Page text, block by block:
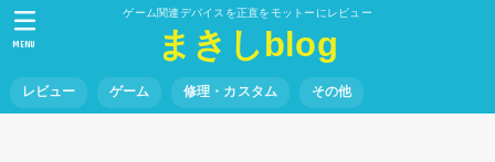
ゲーム関連デバイスを正直をモットーにレビュー
まきしblog
レビュー ゲーム 修理・カスタム その他
MENU